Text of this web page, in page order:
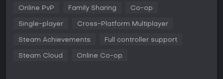
vivi e Umbral per i morti, tramite una lanterna speciale per
vantaggi negli scontri.
Il combattimento è reattivo, con opzioni per combinare
prosciugare la postura nemica per colpi letali. Il blocco
Online PvP Family Sharing Co-op
Single-player Cross-Platform Multiplayer
Steam Achievements Full controller support
Steam Cloud Online Co-op